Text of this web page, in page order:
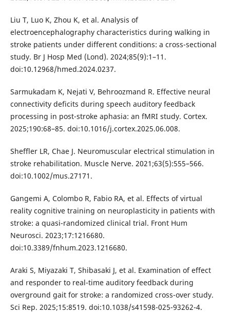
Liu T, Luo K, Zhou K, et al. Analysis of
electroencephalography characteristics during walking in
stroke patients under different conditions: a cross-sectional
study. Br J Hosp Med (Lond). 2024;85(9):1–11.
doi:10.12968/hmed.2024.0237.
Sarmukadam K, Nejati V, Behroozmand R. Effective neural
connectivity deficits during speech auditory feedback
processing in post-stroke aphasia: an fMRI study. Cortex.
2025;190:68–85. doi:10.1016/j.cortex.2025.06.008.
Sheffler LR, Chae J. Neuromuscular electrical stimulation in
stroke rehabilitation. Muscle Nerve. 2021;63(5):555–566.
doi:10.1002/mus.27171.
Gangemi A, Colombo R, Fabio RA, et al. Effects of virtual
reality cognitive training on neuroplasticity in patients with
stroke: a quasi-randomized clinical trial. Front Hum
Neurosci. 2023;17:1216680.
doi:10.3389/fnhum.2023.1216680.
Araki S, Miyazaki T, Shibasaki J, et al. Examination of effect
and responder to real-time auditory feedback during
overground gait for stroke: a randomized cross-over study.
Sci Rep. 2025;15:8519. doi:10.1038/s41598-025-93262-4.